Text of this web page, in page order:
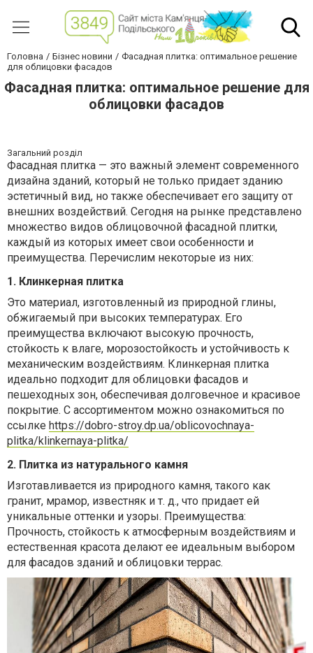
Головна Бізнес новини
Фасадная плитка: оптимальное решение
для облицовки фасадов
Фасадная плитка: оптимальное решение для
облицовки фасадов
Загальний розділ
Фасадная плитка — это важный элемент современного
дизайна зданий, который не только придает зданию
эстетичный вид, но также обеспечивает его защиту от
внешних воздействий. Сегодня на рынке представлено
множество видов облицовочной фасадной плитки,
каждый из которых имеет свои особенности и
преимущества. Перечислим некоторые из них:
1. Клинкерная плитка
Это материал, изготовленный из природной глины,
обжигаемый при высоких температурах. Его
преимущества включают высокую прочность,
стойкость к влаге, морозостойкость и устойчивость к
механическим воздействиям. Клинкерная плитка
идеально подходит для облицовки фасадов и
пешеходных зон, обеспечивая долговечное и красивое
покрытие. С ассортиментом можно ознакомиться по
ссылке https://dobro-stroy.dp.ua/oblicovochnaya-
plitka/klinkernaya-plitka/
2. Плитка из натурального камня
Изготавливается из природного камня, такого как
гранит, мрамор, известняк и т. д., что придает ей
уникальные оттенки и узоры. Преимущества:
Прочность, стойкость к атмосферным воздействиям и
естественная красота делают ее идеальным выбором
для фасадов зданий и облицовки террас.